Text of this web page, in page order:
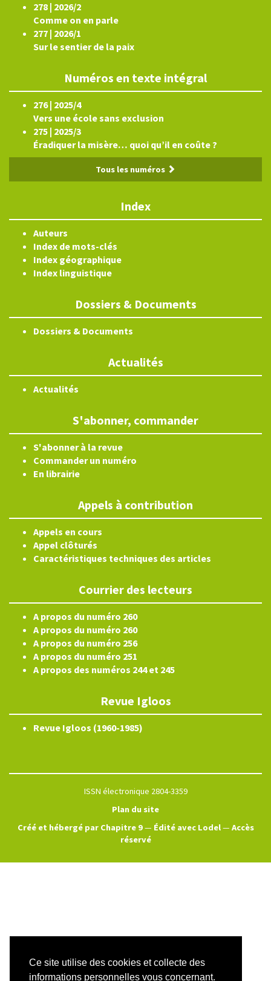
Ce site utilise des cookies et collecte des
informations personnelles vous concernant.
278 | 2026/2
Comme on en parle
277 | 2026/1
Sur le sentier de la paix
Numéros en texte intégral
276 | 2025/4
Vers une école sans exclusion
275 | 2025/3
Éradiquer la misère… quoi qu’il en coûte ?
Tous les numéros
Index
Auteurs
Index de mots-clés
Index géographique
Index linguistique
Dossiers & Documents
Dossiers & Documents
Actualités
Actualités
S'abonner, commander
S'abonner à la revue
Commander un numéro
En librairie
Appels à contribution
Appels en cours
Appel clôturés
Caractéristiques techniques des articles
Courrier des lecteurs
A propos du numéro 260
A propos du numéro 260
A propos du numéro 256
A propos du numéro 251
A propos des numéros 244 et 245
Revue Igloos
Revue Igloos (1960-1985)
ISSN électronique 2804-3359
Plan du site
Créé et hébergé par Chapitre 9— Édité avec Lodel— Accès
réservé